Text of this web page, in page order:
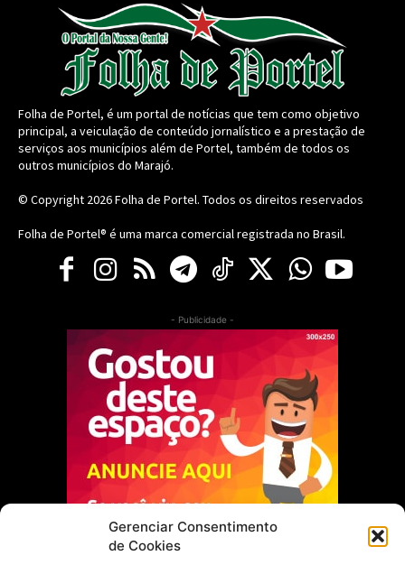
Gerenciar Consentimento
de Cookies
Folha de Portel, é um portal de notícias que tem como objetivo
principal, a veiculação de conteúdo jornalístico e a prestação de
serviços aos municípios além de Portel, também de todos os
outros municípios do Marajó.
© Copyright 2026Folha de Portel. Todos os direitos reservados
Folha de Portel® é uma marca comercial registrada no Brasil.
- Publicidade -